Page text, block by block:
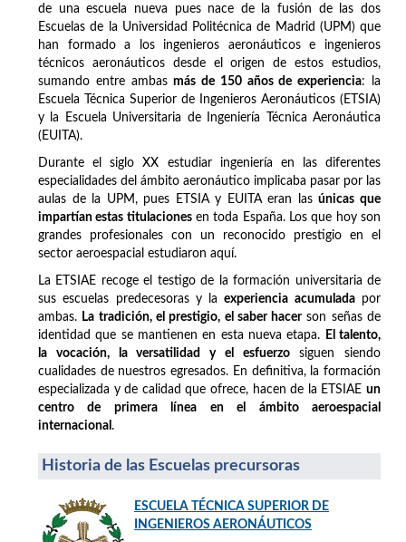
de una escuela nueva pues nace de la fusión de las dos
Escuelas de la Universidad Politécnica de Madrid (UPM) que
han formado a los ingenieros aeronáuticos e ingenieros
técnicos aeronáuticos desde el origen de estos estudios,
sumando entre ambasmás de 150 años de experiencia: la
Escuela Técnica Superior de Ingenieros Aeronáuticos (ETSIA)
y la Escuela Universitaria de Ingeniería Técnica Aeronáutica
(EUITA).
Durante el siglo XX estudiar ingeniería en las diferentes
especialidades del ámbito aeronáutico implicaba pasar por las
aulas de la UPM, pues ETSIA y EUITA eran lasúnicas que
impartían estas titulacionesen toda España. Los que hoy son
grandes profesionales con un reconocido prestigio en el
sector aeroespacial estudiaron aquí.
La ETSIAE recoge el testigo de la formación universitaria de
sus escuelas predecesoras y laexperiencia acumuladapor
ambas. La tradición, el prestigio, el saber hacerson señas de
identidad que se mantienen en esta nueva etapa.
El talento,
la vocación, la versatilidad y el esfuerzosiguen siendo
cualidades de nuestros egresados. En definitiva, la formación
especializada y de calidad que ofrece, hacen de la ETSIAE un
centro de primera línea en el ámbito aeroespacial
internacional .
Historia de las Escuelas precursoras
ESCUELA TÉCNICA SUPERIOR DE
INGENIEROS AERONÁUTICOS